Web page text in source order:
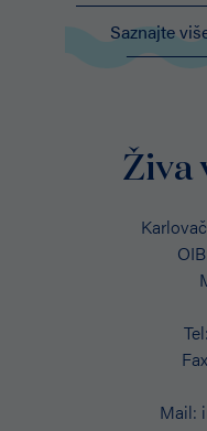
Saznajte
Živa
Tel:
Mail: